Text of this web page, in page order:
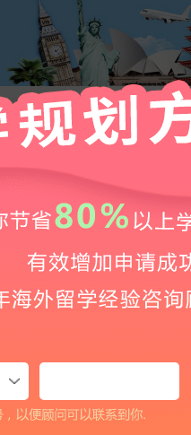
单一目标校学生的另
1481 2025-09-26 16:15